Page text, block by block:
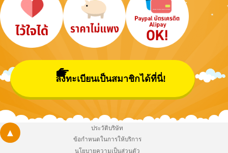
ลงทะเบียนเป็นสมาชิกได้ที่นี่!
▲
ประวัติบริษัท
ข้อกำหนดในการให้บริการ
นโยบายความเป็นส่วนตัว